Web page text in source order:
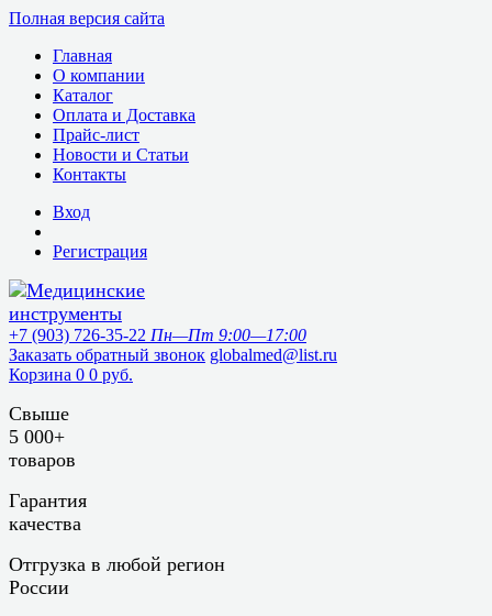
Полная версия сайта
Главная
О компании
Каталог
Оплата и Доставка
Прайс-лист
Новости и Статьи
Контакты
Вход
Регистрация
+7 (903) 726-35-22 Пн—Пт 9:00—17:00
Заказать обратный звонок globalmed@list.ru
Корзина 0 0 руб.
Свыше
5 000+
товаров
Гарантия
качества
Отгрузка в любой регион
России